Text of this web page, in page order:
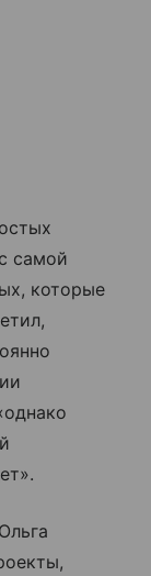
самой
которые